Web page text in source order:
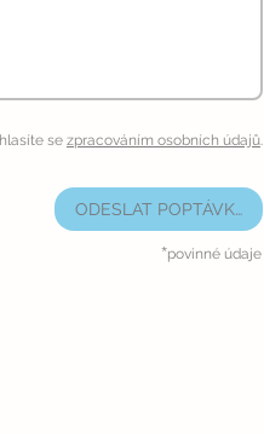
se zpracováním osobních údajů.
ODESLAT POPTÁVKU
*povinné údaje